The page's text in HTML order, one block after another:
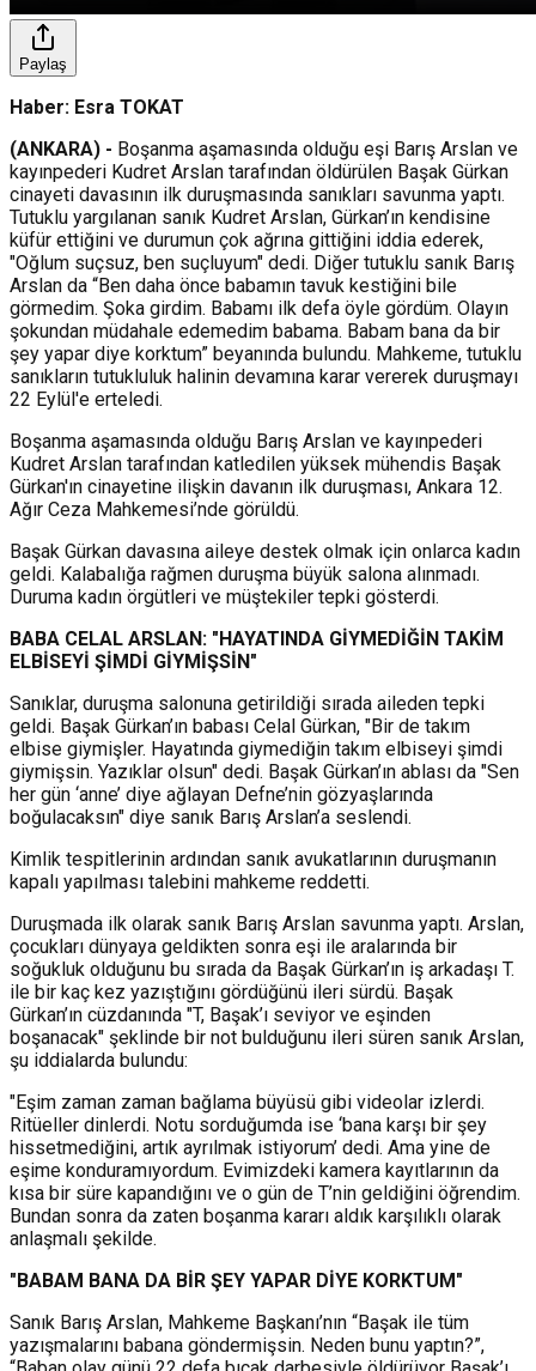
Paylaş
Haber: Esra TOKAT
(ANKARA) - Boşanma aşamasında olduğu eşi Barış Arslan ve
kayınpederi Kudret Arslan tarafından öldürülen Başak Gürkan
cinayeti davasının ilk duruşmasında sanıkları savunma yaptı.
Tutuklu yargılanan sanık Kudret Arslan, Gürkan’ın kendisine
küfür ettiğini ve durumun çok ağrına gittiğini iddia ederek,
"Oğlum suçsuz, ben suçluyum" dedi. Diğer tutuklu sanık Barış
Arslan da “Ben daha önce babamın tavuk kestiğini bile
görmedim. Şoka girdim. Babamı ilk defa öyle gördüm. Olayın
şokundan müdahale edemedim babama. Babam bana da bir
şey yapar diye korktum” beyanında bulundu. Mahkeme, tutuklu
sanıkların tutukluluk halinin devamına karar vererek duruşmayı
22 Eylül'e erteledi.
Boşanma aşamasında olduğu Barış Arslan ve kayınpederi
Kudret Arslan tarafından katledilen yüksek mühendis Başak
Gürkan'ın cinayetine ilişkin davanın ilk duruşması, Ankara 12.
Ağır Ceza Mahkemesi’nde görüldü.
Başak Gürkan davasına aileye destek olmak için onlarca kadın
geldi. Kalabalığa rağmen duruşma büyük salona alınmadı.
Duruma kadın örgütleri ve müştekiler tepki gösterdi.
BABA CELAL ARSLAN: "HAYATINDA GİYMEDİĞİN TAKİM
ELBİSEYİ ŞİMDİ GİYMİŞSİN"
Sanıklar, duruşma salonuna getirildiği sırada aileden tepki
geldi. Başak Gürkan’ın babası Celal Gürkan, "Bir de takım
elbise giymişler. Hayatında giymediğin takım elbiseyi şimdi
giymişsin. Yazıklar olsun" dedi. Başak Gürkan’ın ablası da "Sen
her gün ‘anne’ diye ağlayan Defne’nin gözyaşlarında
boğulacaksın" diye sanık Barış Arslan’a seslendi.
Kimlik tespitlerinin ardından sanık avukatlarının duruşmanın
kapalı yapılması talebini mahkeme reddetti.
Duruşmada ilk olarak sanık Barış Arslan savunma yaptı. Arslan,
çocukları dünyaya geldikten sonra eşi ile aralarında bir
soğukluk olduğunu bu sırada da Başak Gürkan’ın iş arkadaşı T.
ile bir kaç kez yazıştığını gördüğünü ileri sürdü. Başak
Gürkan’ın cüzdanında "T, Başak’ı seviyor ve eşinden
boşanacak" şeklinde bir not bulduğunu ileri süren sanık Arslan,
şu iddialarda bulundu:
"Eşim zaman zaman bağlama büyüsü gibi videolar izlerdi.
Ritüeller dinlerdi. Notu sorduğumda ise ‘bana karşı bir şey
hissetmediğini, artık ayrılmak istiyorum’ dedi. Ama yine de
eşime konduramıyordum. Evimizdeki kamera kayıtlarının da
kısa bir süre kapandığını ve o gün de T’nin geldiğini öğrendim.
Bundan sonra da zaten boşanma kararı aldık karşılıklı olarak
anlaşmalı şekilde.
"BABAM BANA DA BİR ŞEY YAPAR DİYE KORKTUM"
Sanık Barış Arslan, Mahkeme Başkanı’nın “Başak ile tüm
yazışmalarını babana göndermişsin. Neden bunu yaptın?”,